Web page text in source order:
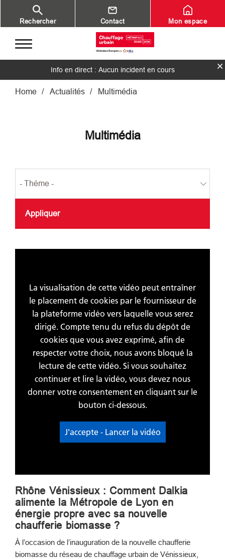
Aller au contenu principal
Rechercher Contact Mon espace
Info en direct : Aucun incident en cours
Fil d'Ariane
Home Actualités Multimédia
Multimédia
La visualisation de cette vidéo peut entraîner
le placement de cookies par le fournisseur de
la plateforme vidéo vers laquelle vous serez
dirigé. Compte tenu du refus du dépôt de
cookies que vous avez exprimé, afin de
respecter votre choix, nous avons bloqué la
lecture de cette vidéo. Si vous souhaitez
continuer et lire la vidéo, vous devez nous
donner votre consentement en cliquant sur le
bouton ci-dessous.
J'accepte - Lancer la vidéo
Rhône Vénissieux : Comment Dalkia
alimente la Métropole de Lyon en
énergie propre avec sa nouvelle
chaufferie biomasse ?
À l’occasion de l’inauguration de la nouvelle chaufferie
biomasse du réseau de chauffage urbain de Vénissieux,